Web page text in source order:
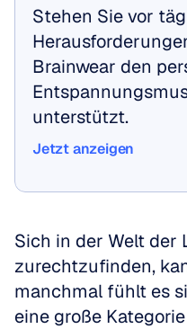
Stehen Sie vor
Brainwear den
unterstützt.
Jetzt anzeigen
Sich in der Welt der
zurechtzufinden,
manchmal fühlt es
eine große